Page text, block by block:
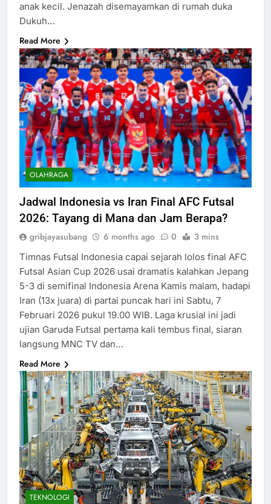
anak kecil. Jenazah disemayamkan di rumah duka
Dukuh…
Read More
OLAHRAGA
Jadwal Indonesia vs Iran Final AFC Futsal
2026: Tayang di Mana dan Jam Berapa?
gribjayasubang 6 months ago 0 3 mins
Timnas Futsal Indonesia capai sejarah lolos final AFC
Futsal Asian Cup 2026 usai dramatis kalahkan Jepang
5-3 di semifinal Indonesia Arena Kamis malam, hadapi
Iran (13x juara) di partai puncak hari ini Sabtu, 7
Februari 2026 pukul 19.00 WIB. Laga krusial ini jadi
ujian Garuda Futsal pertama kali tembus final, siaran
langsung MNC TV dan…
Read More
TEKNOLOGI